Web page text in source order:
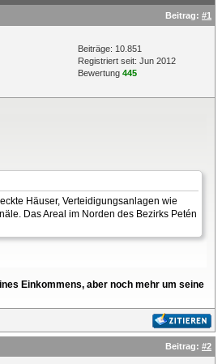
Beitrag: #1
Beiträge: 10.851
Registriert seit: Jun 2012
Bewertung 445
Häuser, Verteidigungsanlagen wie
Das Areal im Norden des Bezirks Petén
Einkommens, aber noch mehr um seine
Beitrag: #2